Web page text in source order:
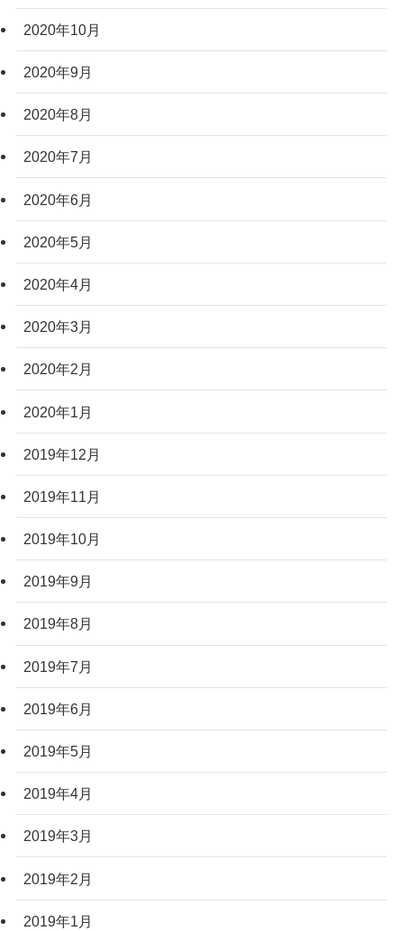
2020年10月
2020年9月
2020年8月
2020年7月
2020年6月
2020年5月
2020年4月
2020年3月
2020年2月
2020年1月
2019年12月
2019年11月
2019年10月
2019年9月
2019年8月
2019年7月
2019年6月
2019年5月
2019年4月
2019年3月
2019年2月
2019年1月